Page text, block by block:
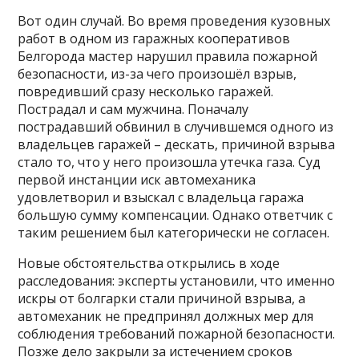
Вот один случай. Во время проведения кузовных
работ в одном из гаражных кооперативов
Белгорода мастер нарушил правила пожарной
безопасности, из-за чего произошёл взрыв,
повредивший сразу несколько гаражей.
Пострадал и сам мужчина. Поначалу
пострадавший обвинил в случившемся одного из
владельцев гаражей – дескать, причиной взрыва
стало то, что у него произошла утечка газа. Суд
первой инстанции иск автомеханика
удовлетворил и взыскал с владельца гаража
большую сумму компенсации. Однако ответчик с
таким решением был категорически не согласен.
Новые обстоятельства открылись в ходе
расследования: эксперты установили, что именно
искры от болгарки стали причиной взрыва, а
автомеханик не предпринял должных мер для
соблюдения требований пожарной безопасности.
Позже дело закрыли за истечением сроков